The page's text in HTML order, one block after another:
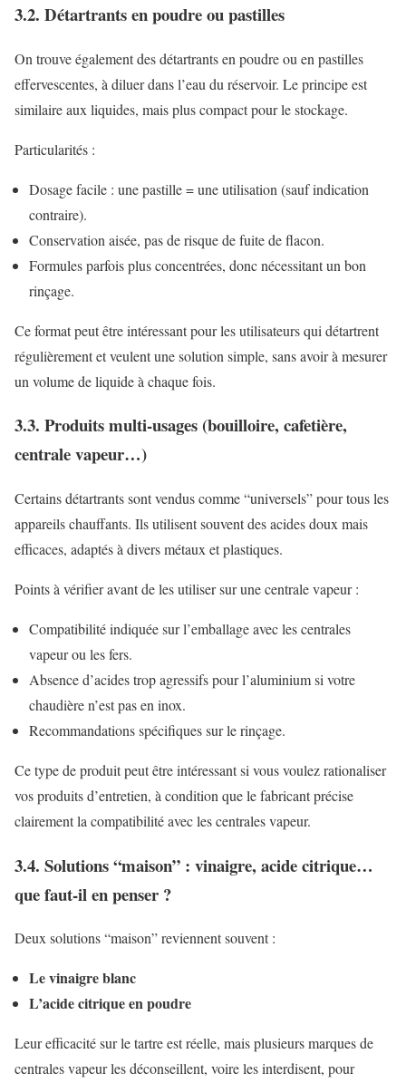
3.2. Détartrants en poudre ou pastilles
On trouve également des détartrants en poudre ou en pastilles
effervescentes, à diluer dans l’eau du réservoir. Le principe est
similaire aux liquides, mais plus compact pour le stockage.
Particularités :
Dosage facile : une pastille = une utilisation (sauf indication
contraire).
Conservation aisée, pas de risque de fuite de flacon.
Formules parfois plus concentrées, donc nécessitant un bon
rinçage.
Ce format peut être intéressant pour les utilisateurs qui détartrent
régulièrement et veulent une solution simple, sans avoir à mesurer
un volume de liquide à chaque fois.
3.3. Produits multi-usages (bouilloire, cafetière,
centrale vapeur…)
Certains détartrants sont vendus comme “universels” pour tous les
appareils chauffants. Ils utilisent souvent des acides doux mais
efficaces, adaptés à divers métaux et plastiques.
Points à vérifier avant de les utiliser sur une centrale vapeur :
Compatibilité indiquée sur l’emballage avec les centrales
vapeur ou les fers.
Absence d’acides trop agressifs pour l’aluminium si votre
chaudière n’est pas en inox.
Recommandations spécifiques sur le rinçage.
Ce type de produit peut être intéressant si vous voulez rationaliser
vos produits d’entretien, à condition que le fabricant précise
clairement la compatibilité avec les centrales vapeur.
3.4. Solutions “maison” : vinaigre, acide citrique…
que faut-il en penser ?
Deux solutions “maison” reviennent souvent :
Le vinaigre blanc
L’acide citrique en poudre
Leur efficacité sur le tartre est réelle, mais plusieurs marques de
centrales vapeur les déconseillent, voire les interdisent, pour